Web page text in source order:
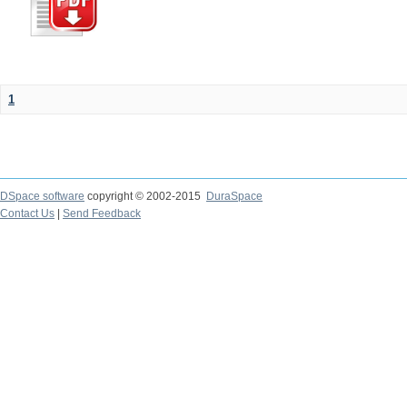
1
DSpace software copyright © 2002-2015
DuraSpace
Contact Us
Send Feedback